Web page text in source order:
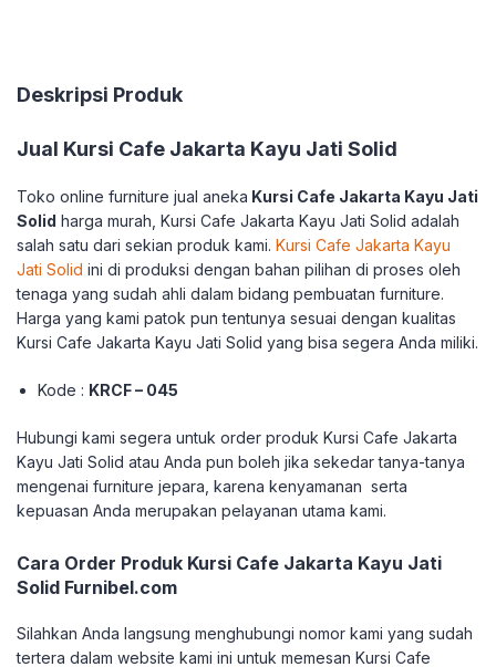
Deskripsi Produk
Jual Kursi Cafe Jakarta Kayu Jati Solid
Toko online furniture jual aneka Kursi Cafe Jakarta Kayu Jati
Solid harga murah, Kursi Cafe Jakarta Kayu Jati Solid adalah
salah satu dari sekian produk kami. Kursi Cafe Jakarta Kayu
Jati Solid ini di produksi dengan bahan pilihan di proses oleh
tenaga yang sudah ahli dalam bidang pembuatan furniture.
Harga yang kami patok pun tentunya sesuai dengan kualitas
Kursi Cafe Jakarta Kayu Jati Solid yang bisa segera Anda miliki.
Kode : KRCF – 045
Hubungi kami segera untuk order produk Kursi Cafe Jakarta
Kayu Jati Solid atau Anda pun boleh jika sekedar tanya-tanya
mengenai furniture jepara, karena kenyamanan serta
kepuasan Anda merupakan pelayanan utama kami.
Cara Order Produk Kursi Cafe Jakarta Kayu Jati
Solid Furnibel.com
Silahkan Anda langsung menghubungi nomor kami yang sudah
tertera dalam website kami ini untuk memesan Kursi Cafe